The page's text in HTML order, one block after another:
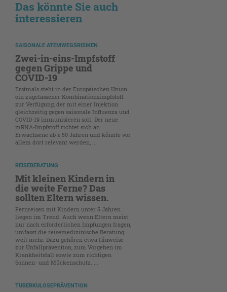
Das könnte Sie auch
interessieren
SAISONALE ATEMWEGSRISIKEN
Zwei-in-eins-Impfstoff
gegen Grippe und
COVID-19
Erstmals steht in der Europäischen Union
ein zugelassener Kombinationsimpfstoff
zur Verfügung, der mit einer Injektion
gleichzeitig gegen saisonale Influenza und
COVID-19 immunisieren soll. Der neue
mRNA-Impfstoff richtet sich an
Erwachsene ab ≥ 50 Jahren und könnte vor
allem dort relevant werden, ...
REISEBERATUNG
Mit kleinen Kindern in
die weite Ferne? Das
sollten Eltern wissen.
Fernreisen mit Kindern unter 5 Jahren
liegen im Trend. Auch wenn Eltern meist
nur nach erforderlichen Impfungen fragen,
umfasst die reisemedizinische Beratung
weit mehr. Dazu gehören etwa Hinweise
zur Unfallprävention, zum Vorgehen im
Krankheitsfall sowie zum richtigen
Sonnen- und Mückenschutz. ...
TUBERKULOSEPRÄVENTION